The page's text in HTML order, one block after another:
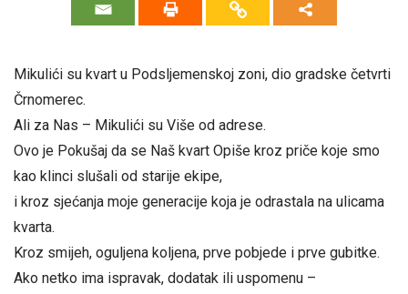
Mikulići su kvart u Podsljemenskoj zoni, dio gradske četvrti
Črnomerec.
Ali za Nas – Mikulići su Više od adrese.
Ovo je Pokušaj da se Naš kvart Opiše kroz priče koje smo
kao klinci slušali od starije ekipe,
i kroz sjećanja moje generacije koja je odrastala na ulicama
kvarta.
Kroz smijeh, oguljena koljena, prve pobjede i prve gubitke.
Ako netko ima ispravak, dodatak ili uspomenu –